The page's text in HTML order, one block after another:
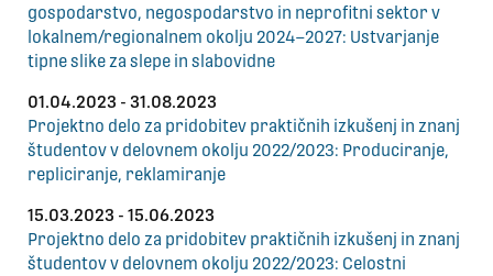
gospodarstvo, negospodarstvo in neprofitni sektor v
lokalnem/regionalnem okolju 2024–2027: Ustvarjanje
tipne slike za slepe in slabovidne
01.04.2023 - 31.08.2023
Projektno delo za pridobitev praktičnih izkušenj in znanj
študentov v delovnem okolju 2022/2023: Produciranje,
repliciranje, reklamiranje
15.03.2023 - 15.06.2023
Projektno delo za pridobitev praktičnih izkušenj in znanj
študentov v delovnem okolju 2022/2023: Celostni